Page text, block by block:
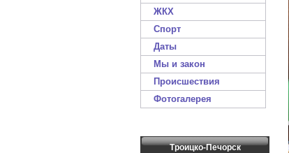
ЖКХ
Спорт
Даты
Мы и закон
Происшествия
Фотогалерея
Троицко-Печорск